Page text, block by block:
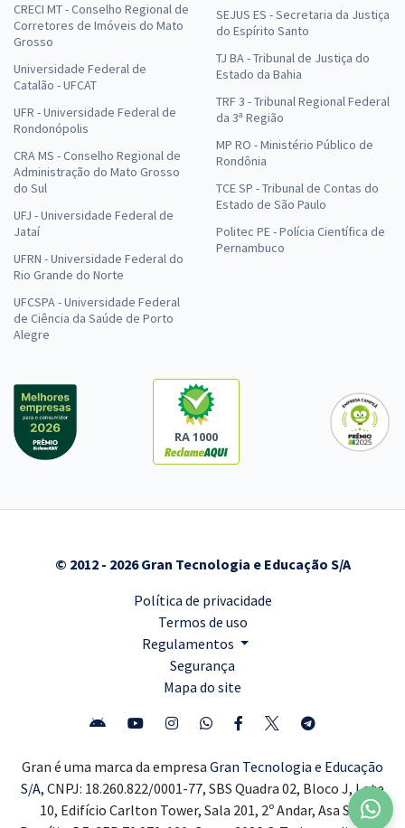
CRECI MT - Conselho Regional de
Corretores de Imóveis do Mato
Grosso
Universidade Federal de
Catalão - UFCAT
UFR - Universidade Federal de
Rondonópolis
CRA MS - Conselho Regional de
Administração do Mato Grosso
do Sul
UFJ - Universidade Federal de
Jataí
UFRN - Universidade Federal do
Rio Grande do Norte
UFCSPA - Universidade Federal
de Ciência da Saúde de Porto
Alegre
SEJUS ES - Secretaria da Justiça
do Espírito Santo
TJ BA - Tribunal de Justiça do
Estado da Bahia
TRF 3 - Tribunal Regional Federal
da 3ª Região
MP RO - Ministério Público de
Rondônia
TCE SP - Tribunal de Contas do
Estado de São Paulo
Politec PE - Polícia Científica de
Pernambuco
RA 1000
© 2012 - 2026 Gran Tecnologia e Educação S/A
Política de privacidade
Termos de uso
Regulamentos
Segurança
Mapa do site
Gran é uma marca da empresa Gran Tecnologia e Educação
S/A, CNPJ: 18.260.822/0001-77, SBS Quadra 02, Bloco J, Lote
10, Edifício Carlton Tower, Sala 201, 2º Andar, Asa Sul,